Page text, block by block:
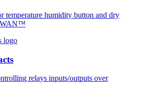
temperature humidity button and dry
relays inputs/outputs over